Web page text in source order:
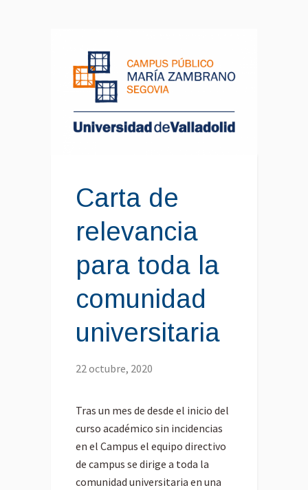
Carta de
relevancia
para toda la
comunidad
universitaria
22 octubre, 2020
Tras un mes de desde el inicio del
curso académico sin incidencias
en el Campus el equipo directivo
de campus se dirige a toda la
comunidad universitaria en una